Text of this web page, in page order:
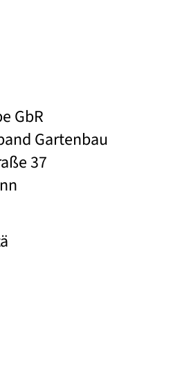
GbR
Gartenbau
37